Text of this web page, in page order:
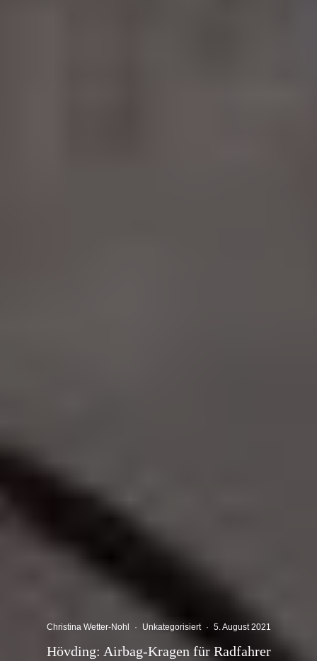
Christina Wetter-Nohl · Unkategorisiert · 5. August 2021
Hövding: Airbag-Kragen für Radfahrer